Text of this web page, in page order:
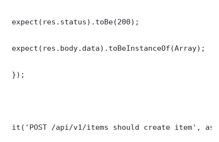
expect(res.status).toBe(200);
expect(res.body.data).toBeInstanceOf(Array);
});
it('POST /api/v1/items should create item',